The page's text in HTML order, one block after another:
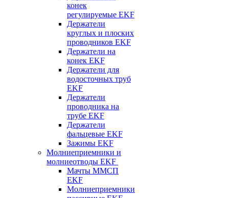
конек
регулируемые EKF
Держатели
круглых и плоских
проводников EKF
Держатели на
конек EKF
Держатели для
водосточных труб
EKF
Держатели
проводника на
трубе EKF
Держатели
фальцевые EKF
Зажимы EKF
Молниеприемники и
молниеотводы EKF
Мачты ММСП
EKF
Молниеприемники